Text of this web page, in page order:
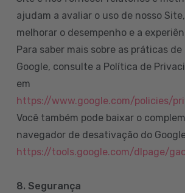
ajudam a avaliar o uso de nosso
melhorar o desempenho e a
Para saber mais sobre as práticas
Google, consulte a Política de
em
https://www.google.com/policies/
Você também pode baixar o
navegador de desativação do
https://tools.google.com/dlpage/
8. Segurança